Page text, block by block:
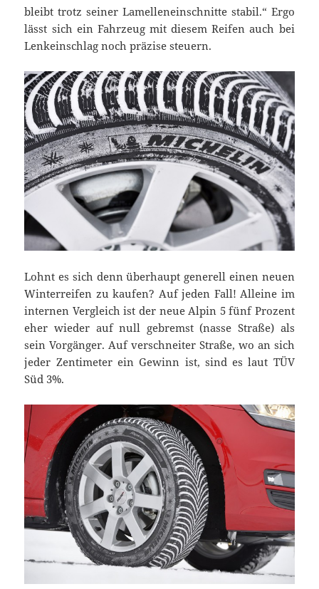
bleibt trotz seiner Lamelleneinschnitte stabil.“ Ergo
lässt sich ein Fahrzeug mit diesem Reifen auch bei
Lenkeinschlag noch präzise steuern.
Lohnt es sich denn überhaupt generell einen neuen
Winterreifen zu kaufen? Auf jeden Fall! Alleine im
internen Vergleich ist der neue Alpin 5 fünf Prozent
eher wieder auf null gebremst (nasse Straße) als
sein Vorgänger. Auf verschneiter Straße, wo an sich
jeder Zentimeter ein Gewinn ist, sind es laut TÜV
Süd 3%.